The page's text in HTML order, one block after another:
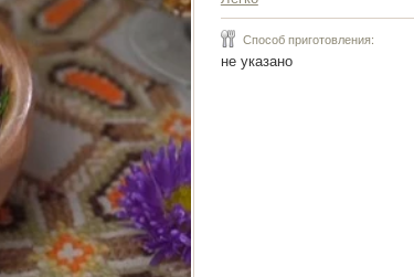
Способ приготовления:
не указано